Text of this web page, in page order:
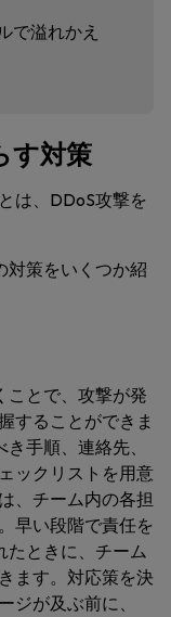
で溢れかえ
す対策
は、DDoS攻撃を
対策をいくつか紹
ことで、攻撃が発
することができま
手順、連絡先、
ックリストを用意
、チーム内の各担
早い段階で責任を
たときに、チーム
ます。対応策を決
ジが及ぶ前に、